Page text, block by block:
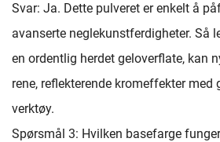
Svar: Ja. Dette pulveret er enkelt å
avanserte neglekunstferdigheter. Så
en ordentlig herdet geloverflate, kan
rene, reflekterende kromeffekter med
verktøy.
Spørsmål 3: Hvilken basefarge